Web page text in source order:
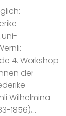
4. Workshop
der
Wilhelmina
1856),...